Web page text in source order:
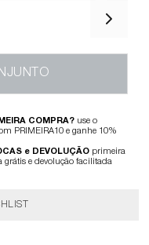
COMPRA? use o
PRIMEIRA10 e ganhe 10%
e DEVOLUÇÃO primeira
grátis e devolução facilitada